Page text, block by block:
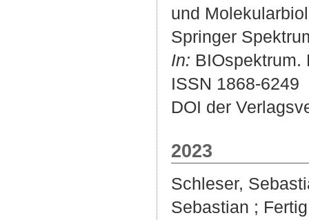
und
Springer
In: BIOspektrum.
ISSN 1868-6249
DOI der
2023
Schleser,
Sebastian ;